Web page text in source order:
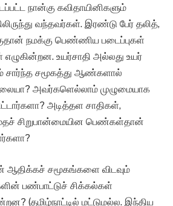
நான்கு கவிதாயினிகளும்
வந்தவர்கள். இரண்டு பேர் தலித்,
நமக்கு பெண்ணிய படைப்புகள்
எழுகின்றன. உயர்சாதி அல்லது உயர்
சமூகத்து ஆண்களால்
அவர்களெல்லாம் முழுமையாக
அடித்தள சாதிகள்,
சிறுபான்மையின பெண்கள்தான்
ஆதிக்கச் சமூகங்களை விடவும்
பண்பாட்டுச் சிக்கல்கள்
(தமிழ்நாட்டில் மட்டுமல்ல. இந்திய